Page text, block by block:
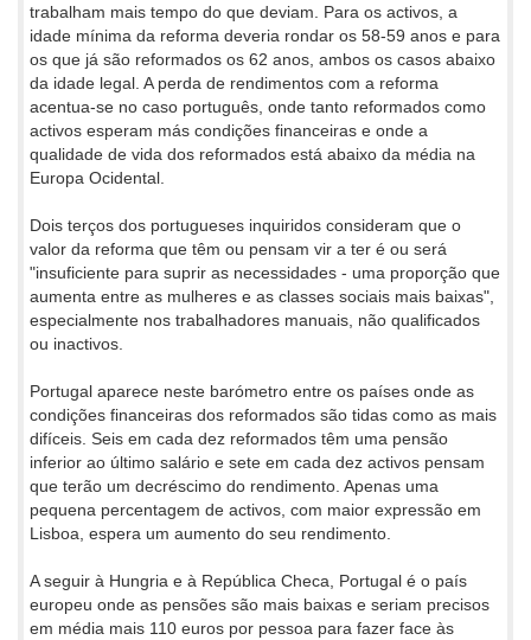
trabalham mais tempo do que deviam. Para os activos, a
idade mínima da reforma deveria rondar os 58-59 anos e para
os que já são reformados os 62 anos, ambos os casos abaixo
da idade legal. A perda de rendimentos com a reforma
acentua-se no caso português, onde tanto reformados como
activos esperam más condições financeiras e onde a
qualidade de vida dos reformados está abaixo da média na
Europa Ocidental.
Dois terços dos portugueses inquiridos consideram que o
valor da reforma que têm ou pensam vir a ter é ou será
"insuficiente para suprir as necessidades - uma proporção que
aumenta entre as mulheres e as classes sociais mais baixas",
especialmente nos trabalhadores manuais, não qualificados
ou inactivos.
Portugal aparece neste barómetro entre os países onde as
condições financeiras dos reformados são tidas como as mais
difíceis. Seis em cada dez reformados têm uma pensão
inferior ao último salário e sete em cada dez activos pensam
que terão um decréscimo do rendimento. Apenas uma
pequena percentagem de activos, com maior expressão em
Lisboa, espera um aumento do seu rendimento.
A seguir à Hungria e à República Checa, Portugal é o país
europeu onde as pensões são mais baixas e seriam precisos
em média mais 110 euros por pessoa para fazer face às